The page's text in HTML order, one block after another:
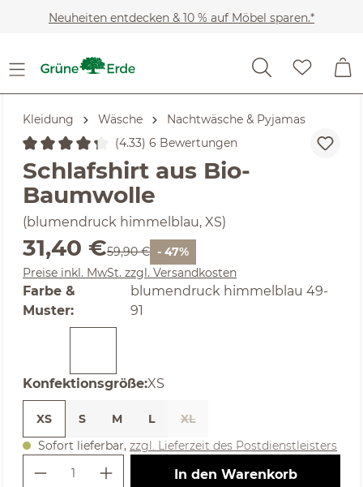
Zum Hauptinhalt springen
Neuheiten entdecken & 10 % auf Möbel sparen.*
Kleidung Wäsche Nachtwäsche & Pyjamas
Durchschnittliche Bewertung von 4.33 von 5 Sternen
(4.33) 6 Bewertungen
Schlafshirt aus Bio-
Baumwolle
(blumendruck himmelblau, XS)
Verkaufspreis:
31,40 €Regulärer Preis:
59,90 € - 47%
Preise inkl. MwSt. zzgl. Versandkosten
Farbe &
Musterauswählen
:
blumendruck himmelblau 49-
91
Konfektionsgrößeauswählen
:XS
XS S M L
XL
Sofort lieferbar, zzgl. Lieferzeit des Postdienstleisters
Produkt Anzahl: Gib den
In den Warenkorb